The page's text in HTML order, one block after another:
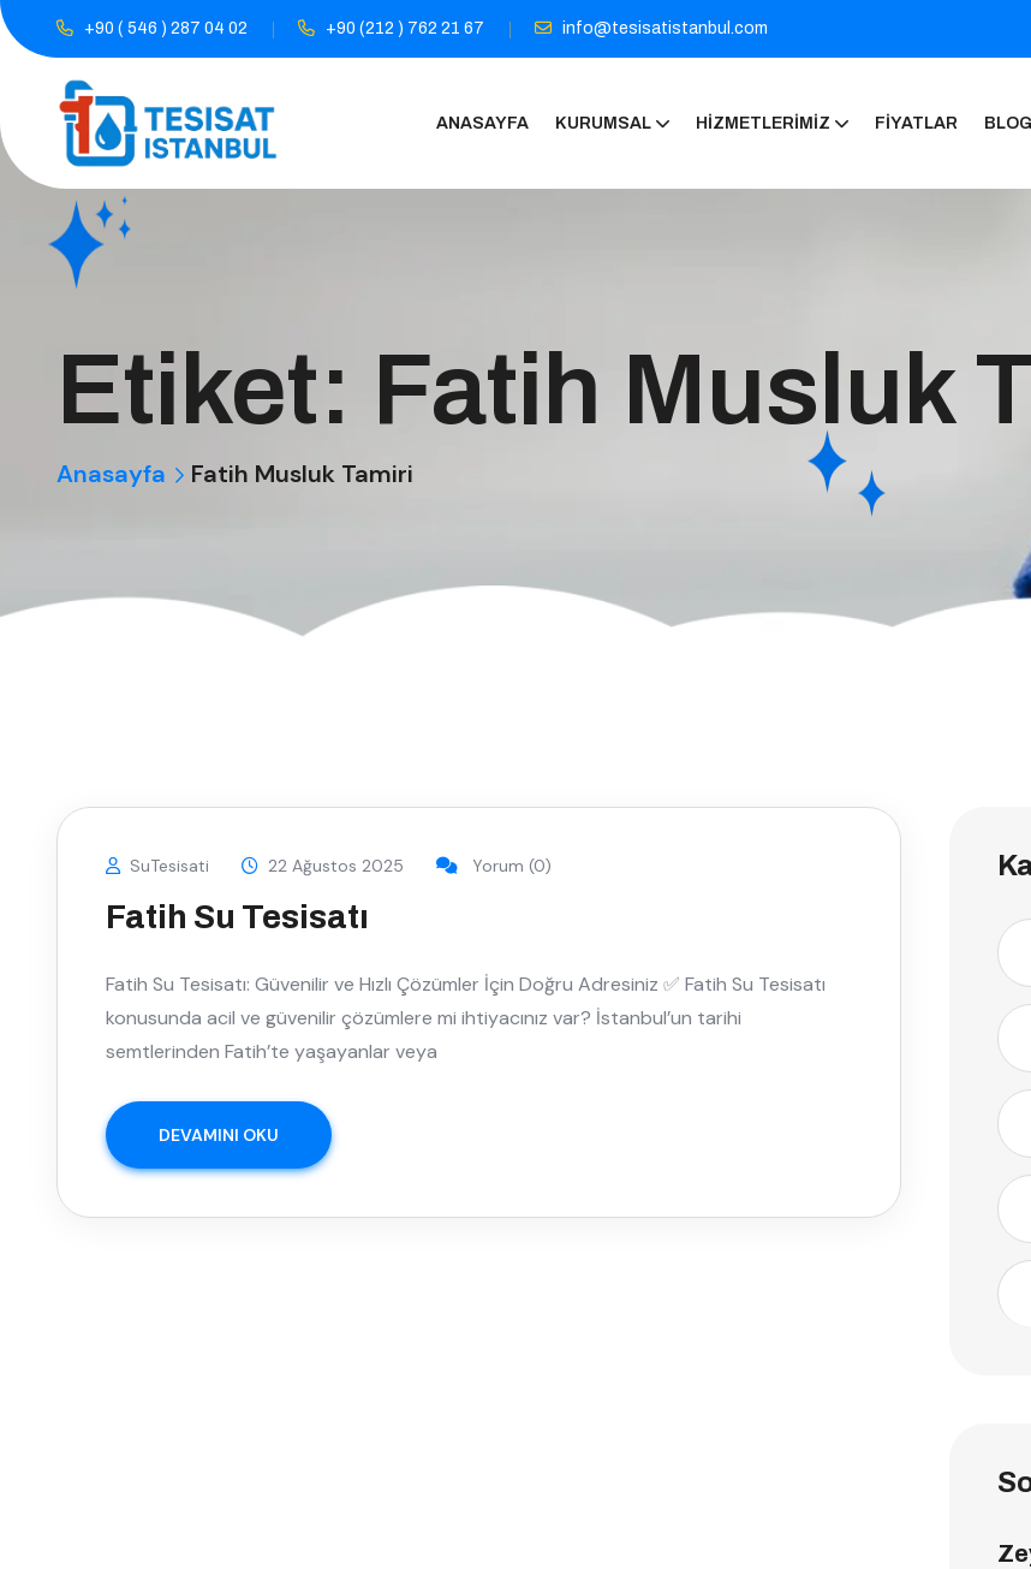
+90 ( 546 ) 287 04 02 +90 (212 ) 762 21 67 info@tesisatistanbul.com
ANASAYFA KURUMSAL HIZMETLERIMIZ FIYATLAR BLOG
Etiket: Fatih Musluk
Anasayfa Fatih Musluk Tamiri
SuTesisati 22 Ağustos 2025 Yorum (0)
Fatih Su Tesisatı
Fatih Su Tesisatı: Güvenilir ve Hızlı Çözümler İçin Doğru Adresiniz ✅ Fatih Su Tesisatı
konusunda acil ve güvenilir çözümlere mi ihtiyacınız var? İstanbul’un tarihi
semtlerinden Fatih’te yaşayanlar veya
DEVAMINI OKU